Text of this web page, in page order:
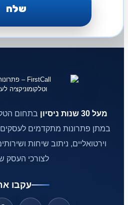
מעל 30 שנות ניסיון
בתחום
במתן פתרונות מתקדמים
וירטואליים, ניתוב שיחות
לצורכי העסק
עקבו